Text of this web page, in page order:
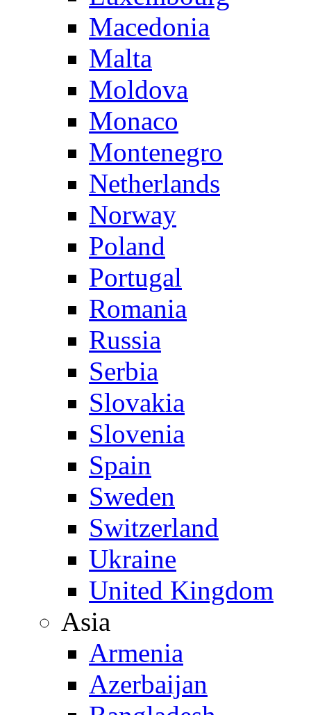
Macedonia
Malta
Moldova
Monaco
Montenegro
Netherlands
Norway
Poland
Portugal
Romania
Russia
Serbia
Slovakia
Slovenia
Spain
Sweden
Switzerland
Ukraine
United Kingdom
Asia
Armenia
Azerbaijan